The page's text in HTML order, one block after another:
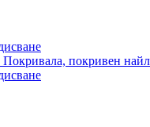
Покривала, покривен